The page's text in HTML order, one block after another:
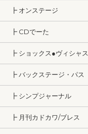
┣ オンステージ
┣ CDでーた
┣ ショックス●ヴィシャス
┣ バックステージ・パス
┣ シンプジャーナル
┣ 月刊カドカワ/ブレス